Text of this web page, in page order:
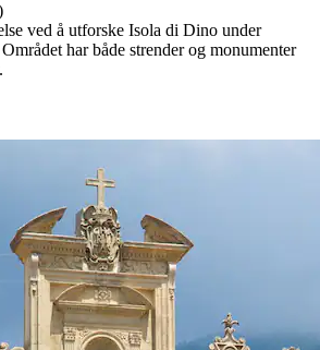
ved å utforske Isola di Dino under
har både strender og monumenter